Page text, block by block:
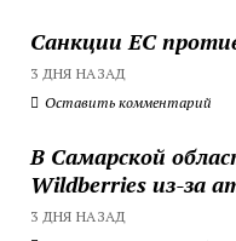
Санкции ЕС
3 ДНЯ НАЗАД
Оставить комментарий
В Самарской
Wildberries из-за
3 ДНЯ НАЗАД